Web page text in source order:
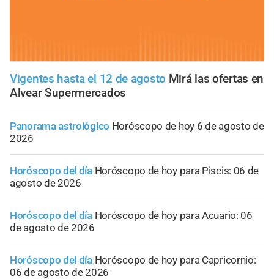
Vigentes hasta el 12 de agosto Mirá las ofertas en
Alvear Supermercados
Panorama astrológico Horóscopo de hoy 6 de agosto de
2026
Horóscopo del día Horóscopo de hoy para Piscis: 06 de
agosto de 2026
Horóscopo del día Horóscopo de hoy para Acuario: 06
de agosto de 2026
Horóscopo del día Horóscopo de hoy para Capricornio:
06 de agosto de 2026